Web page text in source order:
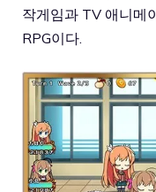
작게임과 TV 애니메
RPG이다.